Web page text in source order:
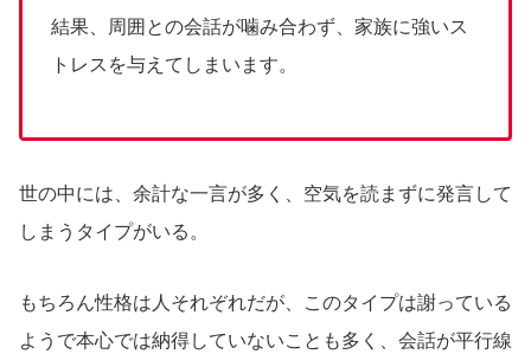
結果、周囲との会話が噛み合わず、家族に強いス
トレスを与えてしまいます。
世の中には、余計な一言が多く、空気を読まずに発言して
しまうタイプがいる。
もちろん性格は人それぞれだが、このタイプは謝っている
ようで本心では納得していないことも多く、会話が平行線